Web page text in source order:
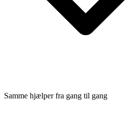
Samme hjælper fra gang til gang